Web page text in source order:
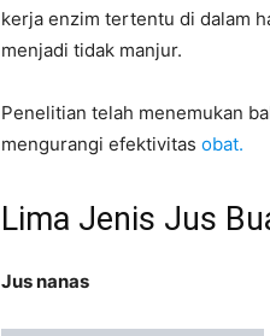
kerja enzim tertentu di dalam
menjadi tidak manjur.
Penelitian telah menemukan
mengurangi efektivitas obat.
Lima Jenis Jus
Jus nanas